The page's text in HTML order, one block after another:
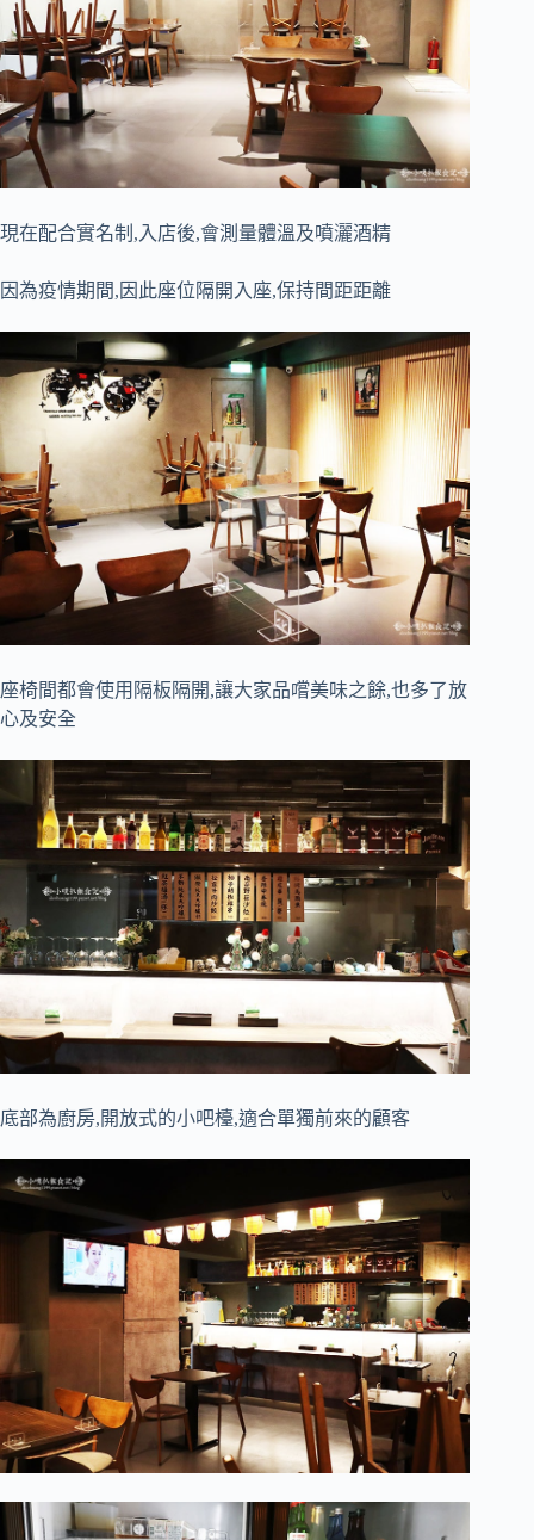
現在配合實名制,入店後,會測量體溫及噴灑酒精
因為疫情期間,因此座位隔開入座,保持間距距離
座椅間都會使用隔板隔開,讓大家品嚐美味之餘,也多了放
心及安全
底部為廚房,開放式的小吧檯,適合單獨前來的顧客